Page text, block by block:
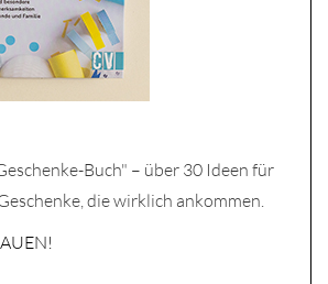
Buch" – über 30 Ideen für
die wirklich ankommen.